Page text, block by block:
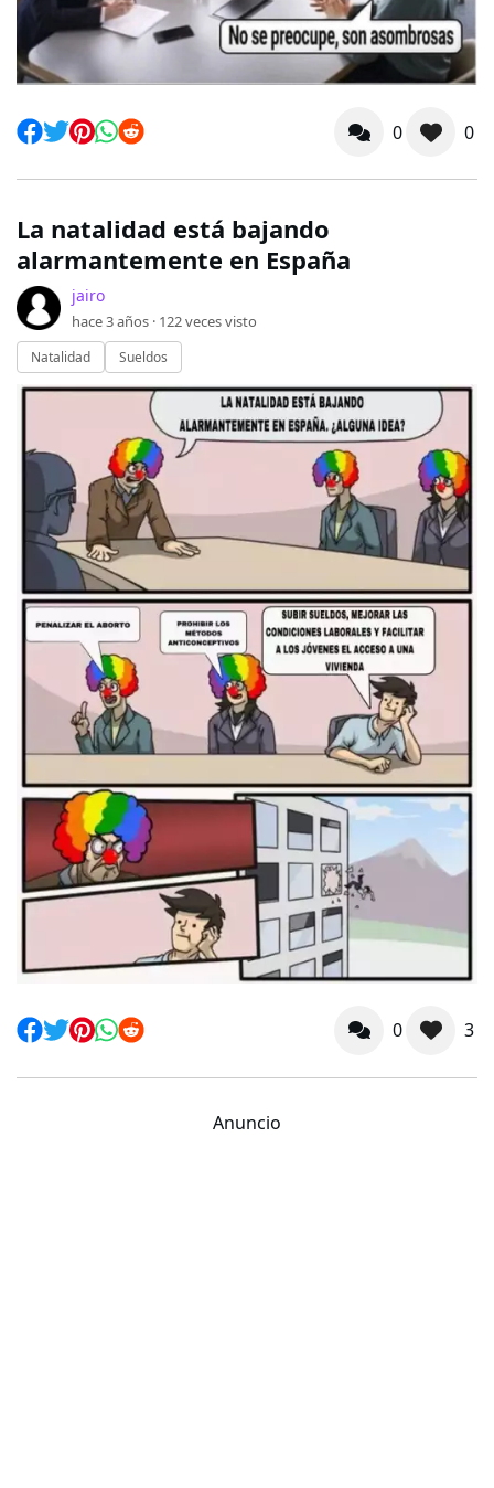
0 0
La natalidad está bajando
alarmantemente en España
jairo
hace 3 años · 122veces visto
Natalidad Sueldos
0 3
Anuncio